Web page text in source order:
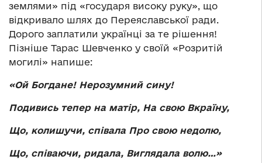
землями» під «государя високу руку», що
відкривало шлях до Переяславської ради.
Дорого заплатили українці за те рішення!
Пізніше Тарас Шевченко у своїй «Розритій
могилі» напише:
«Ой Богдане! Нерозумний сину!
Подивись тепер на матір, На свою Вкраїну,
Що, колишучи, співала Про свою недолю,
Що, співаючи, ридала, Виглядала волю…»